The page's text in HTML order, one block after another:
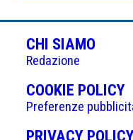
CHI SIAMO
Redazione
COOKIE POLICY
Preferenze
PRIVACY